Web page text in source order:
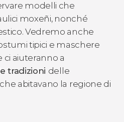
modelli che
moxeñi, nonché
Vedremo anche
tipici e maschere
ci aiuteranno a
tradizioni delle
abitavano la regione di